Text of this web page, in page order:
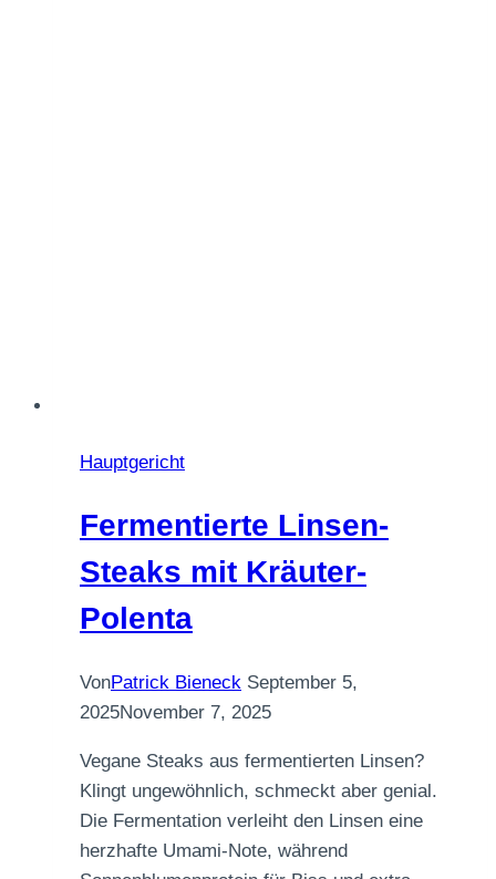
Hauptgericht
Fermentierte Linsen-
Steaks mit Kräuter-
Polenta
VonPatrick Bieneck September 5,
2025November 7, 2025
Vegane Steaks aus fermentierten Linsen?
Klingt ungewöhnlich, schmeckt aber genial.
Die Fermentation verleiht den Linsen eine
herzhafte Umami-Note, während